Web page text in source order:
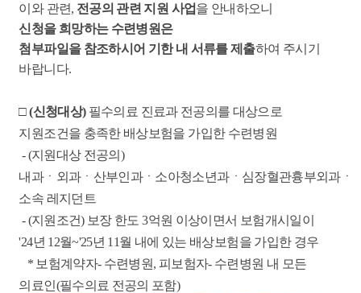
이와 관련, 전공의 관련 지원 사업을 안내하오니
신청을 희망하는 수련병원은
첨부파일을 참조하시어 기한 내 서류를제출하여 주시기
바랍니다.
□(신청대상) 필수의료 진료과 전공의를 대상으로
지원조건을 충족한 배상보험을 가입한 수련병원
- (지원대상 전공의)
내과ㆍ외과ㆍ산부인과ㆍ소아청소년과ㆍ심장혈관흉부외과ㆍ
소속 레지던트
- (지원조건) 보장 한도 3억원 이상이면서 보험개시일이
'24년 12월~'25년 11월 내에 있는 배상보험을 가입한 경우
* 보험계약자- 수련병원, 피보험자- 수련병원 내 모든
의료인(필수의료 전공의 포함)